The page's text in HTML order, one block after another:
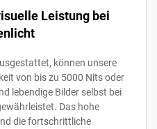
Leistung bei
können unsere
von bis zu 5000 Nits oder
lebendige Bilder selbst bei
Das hohe
die fortschrittliche